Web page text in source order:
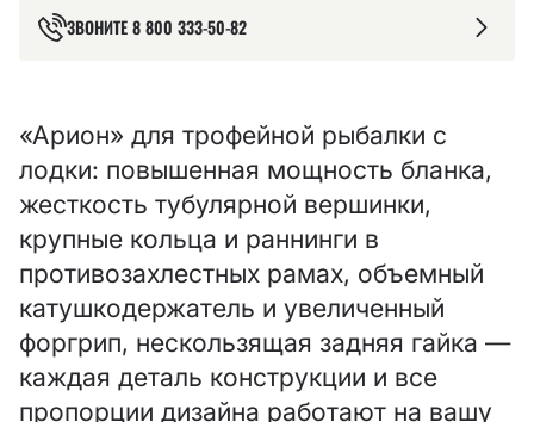
ЗВОНИТЕ8 800 333-50-82
«Арион» для трофейной рыбалки с
лодки: повышенная мощность бланка,
жесткость тубулярной вершинки,
крупные кольца и раннинги в
противозахлестных рамах, объемный
катушкодержатель и увеличенный
форгрип, нескользящая задняя гайка —
каждая деталь конструкции и все
пропорции дизайна работают на вашу